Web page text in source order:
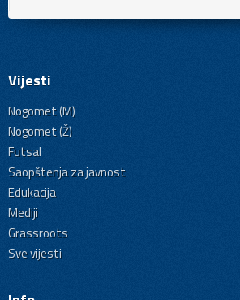
Vijesti
Nogomet (M)
Nogomet (Ž)
Futsal
Saopštenja za javnost
Edukacija
Mediji
Grassroots
Sve vijesti